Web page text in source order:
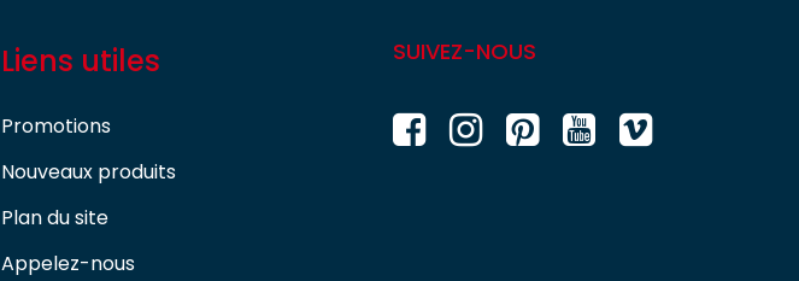
Liens utiles
Promotions
Nouveaux produits
Plan du site
Appelez-nous
SUIVEZ-NOUS